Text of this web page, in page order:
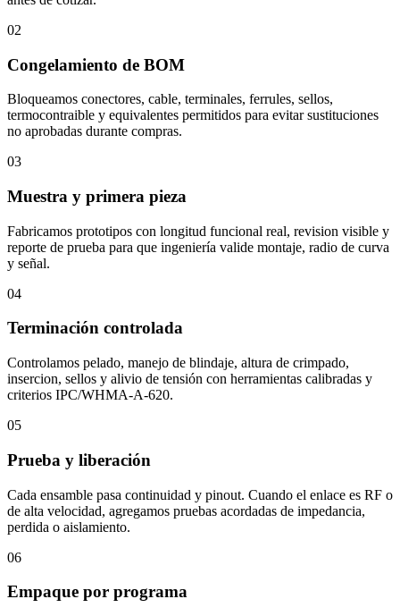
02
Congelamiento de BOM
Bloqueamos conectores, cable, terminales, ferrules, sellos,
termocontraible y equivalentes permitidos para evitar sustituciones
no aprobadas durante compras.
03
Muestra y primera pieza
Fabricamos prototipos con longitud funcional real, revision visible y
reporte de prueba para que ingeniería valide montaje, radio de curva
y señal.
04
Terminación controlada
Controlamos pelado, manejo de blindaje, altura de crimpado,
insercion, sellos y alivio de tensión con herramientas calibradas y
criterios IPC/WHMA-A-620.
05
Prueba y liberación
Cada ensamble pasa continuidad y pinout. Cuando el enlace es RF o
de alta velocidad, agregamos pruebas acordadas de impedancia,
perdida o aislamiento.
06
Empaque por programa